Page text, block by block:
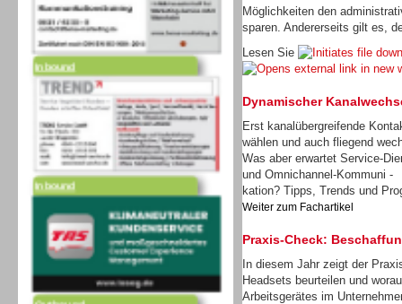
Inbound
Inbound
Möglichkeiten den
sparen. Andererseits gilt es,
Lesen Sie
Dynamischer
Erst kanalübergreifende
wählen und auch fliegend
Was aber erwartet Service-
und Omnichannel-Kommuni -
kation? Tipps, Trends und
Weiter zum Fachartikel
Praxis-Check:
In diesem Jahr zeigt der
Headsets beurteilen und
Arbeitsgerätes im